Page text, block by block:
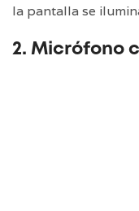
la pantalla se
2. Micrófono